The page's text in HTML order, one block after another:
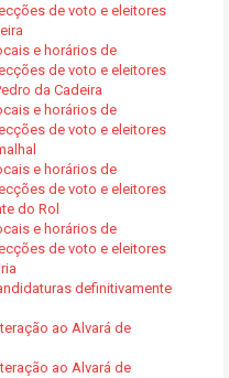
de voto e eleitores
e horários de
de voto e eleitores
da Cadeira
e horários de
de voto e eleitores
e horários de
de voto e eleitores
do Rol
e horários de
de voto e eleitores
definitivamente
ao Alvará de
ao Alvará de